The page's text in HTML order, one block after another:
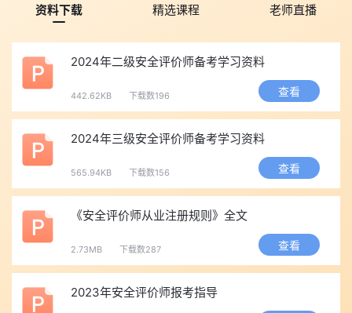
资料下载 精选课程 老师直播
2024年二级安全评价师备考学习资料
442.62KB 下载数196 查看
2024年三级安全评价师备考学习资料
565.94KB 下载数156 查看
《安全评价师从业注册规则》全文
2.73MB 下载数287 查看
2023年安全评价师报考指导